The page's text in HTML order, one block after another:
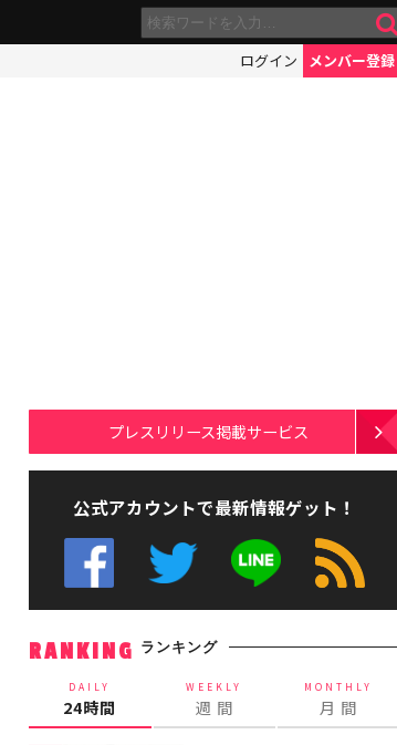
ログイン メンバー登録
プレスリリース掲載サービス
公式アカウントで最新情報ゲット！
RANKING ランキング
DAILY
24時間
WEEKLY
週 間
MONTHLY
月 間